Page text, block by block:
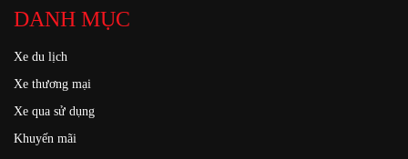
DANH MỤC
Xe du lịch
Xe thương mại
Xe qua sử dụng
Khuyến mãi